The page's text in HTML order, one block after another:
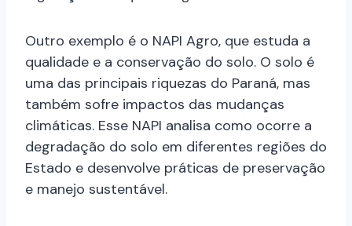
Outro exemplo é o NAPI Agro, que estuda a
qualidade e a conservação do solo. O solo é
uma das principais riquezas do Paraná, mas
também sofre impactos das mudanças
climáticas. Esse NAPI analisa como ocorre a
degradação do solo em diferentes regiões do
Estado e desenvolve práticas de preservação
e manejo sustentável.